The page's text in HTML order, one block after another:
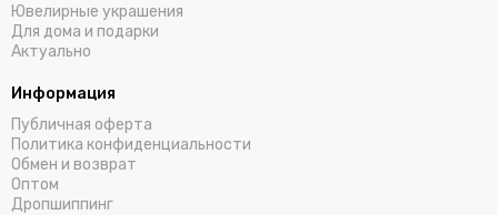
Ювелирные украшения
Для дома и подарки
Актуально
Информация
Публичная оферта
Политика конфиденциальности
Обмен и возврат
Оптом
Дропшиппинг